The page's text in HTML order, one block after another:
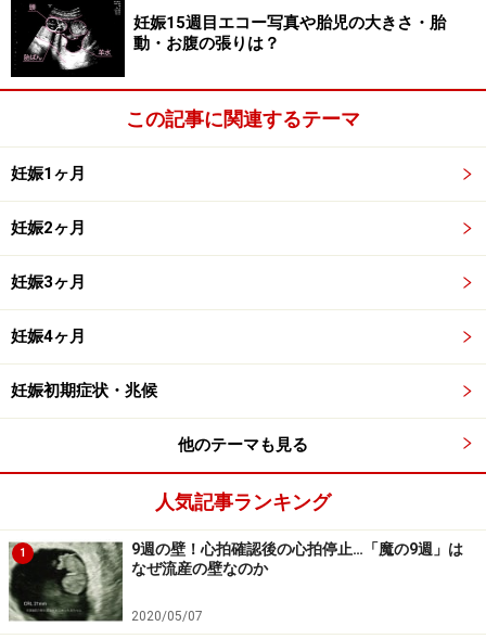
妊娠12週 胎児の大きさとエコー写真・流産の壁の実際
妊娠13週目の胎児の発達
妊娠13週（妊娠4ヶ月）エコー写真・超音波写真
妊娠13週目：受精から77～83日目
胎児の大きさ：頭殿長（座高）が75mm
胎児の体重：20gほど
母体の変化：ホルモンの分泌量が原因で、便秘気味
妊娠13週（13w）の赤ちゃんは腕が伸びてきて、生まれ
たときに近い、バランスのとれた体つきになってきまし
た。足もこれからどんどん伸びてきます。親指を舐め
る、手首を曲げる、握りこぶしを作るなど、複雑な動き
もできるように。超音波検査でも全体が一番見える時期
なので、夫婦2人で妊婦健診に行くのもおすすめです。
妊娠15週目エコー写真や胎児の大きさ・胎
動・お腹の張りは？
この記事に関連するテーマ
妊娠1ヶ月
妊娠2ヶ月
妊娠3ヶ月
妊娠4ヶ月
妊娠初期症状・兆候
他のテーマも見る
人気記事ランキング
1
9週の壁！心拍確認後の心拍停止…「魔の9週」は
なぜ流産の壁なのか
2020/05/07